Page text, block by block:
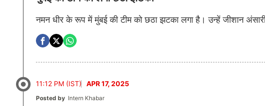
नमन धीर के रूप में मुंबई की टीम को छठा झटका लगा है। उन्हें जीशान
11:12 PM (IST) APR 17, 2025
Posted by Intern Khabar